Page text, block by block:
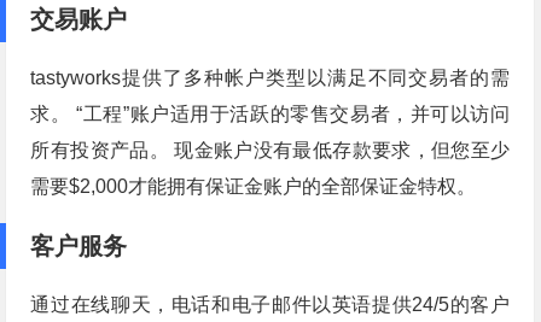
交易账户
tastyworks提供了多种帐户类型以满足不同交易者的需
求。 “工程”账户适用于活跃的零售交易者，并可以访问
所有投资产品。 现金账户没有最低存款要求，但您至少
需要$2,000才能拥有保证金账户的全部保证金特权。
客户服务
通过在线聊天，电话和电子邮件以英语提供24/5的客户